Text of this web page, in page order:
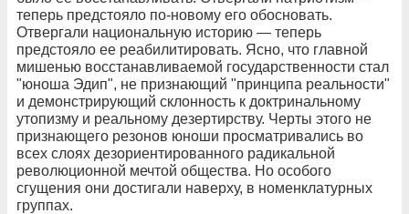
теперь предстояло по-новому его обосновать.
Отвергали национальную историю — теперь
предстояло ее реабилитировать. Ясно, что главной
мишенью восстанавливаемой государственности стал
"юноша Эдип", не признающий "принципа реальности"
и демонстрирующий склонность к доктринальному
утопизму и реальному дезертирству. Черты этого не
признающего резонов юноши просматривались во
всех слоях дезориентированного радикальной
революционной мечтой общества. Но особого
сгущения они достигали наверху, в номенклатурных
группах.